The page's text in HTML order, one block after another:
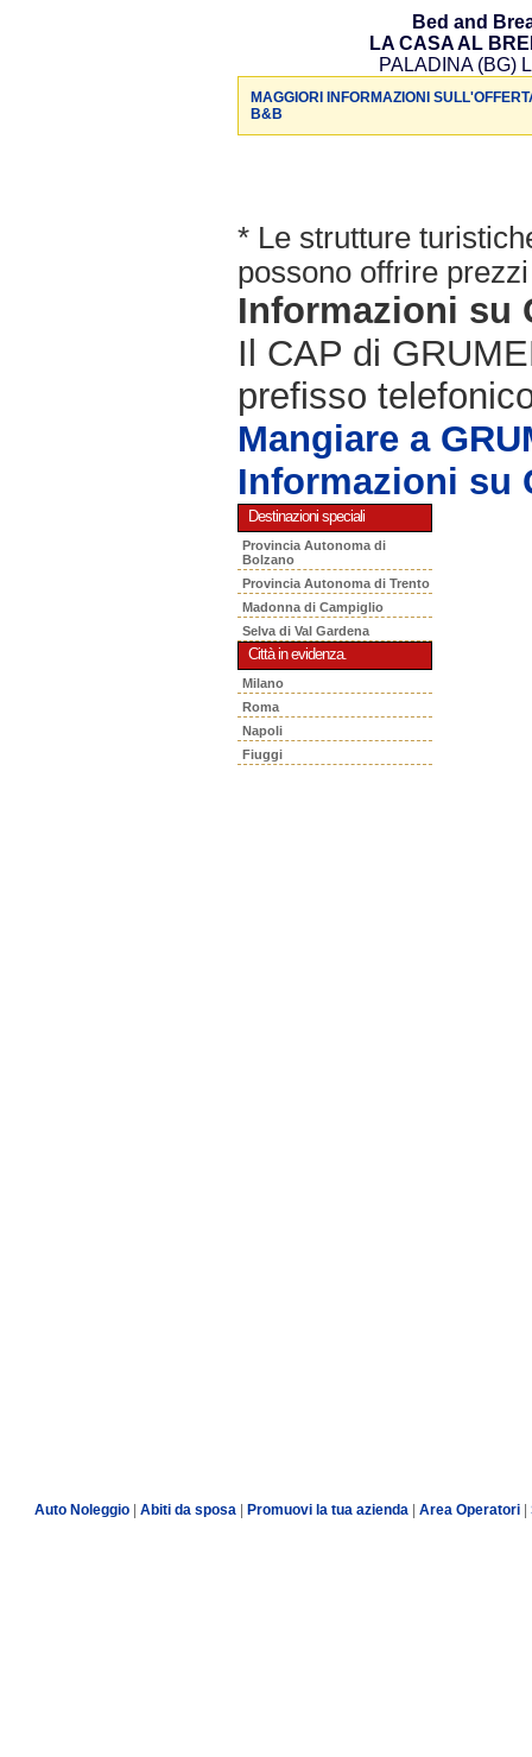
Bed and
LA CASA AL
PALADINA (BG)
MAGGIORI INFORMAZIONI
B&B
* Le strutture
possono offrire
Informazioni su
Il CAP di
prefisso
Mangiare a
Informazioni su
Destinazioni speciali
Provincia Autonoma di
Bolzano
Provincia Autonoma di Trento
Madonna di Campiglio
Selva di Val Gardena
Città in evidenza.
Milano
Roma
Napoli
Fiuggi
Auto Noleggio| Abiti da sposa| Promuovi la tua azienda Area Operatori